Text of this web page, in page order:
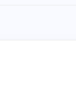
6 DE AGOSTO